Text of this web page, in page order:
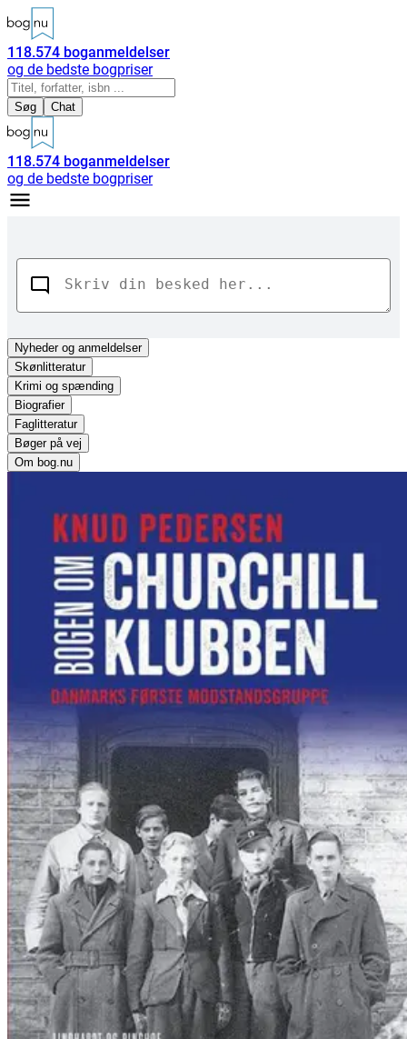
118.574 boganmeldelser
og de bedste bogpriser
Søg Chat
118.574 boganmeldelser
og de bedste bogpriser
Nyhederog anmeldelser
Skønlitteratur
Krimi og spænding
Biografier
Faglitteratur
Bøger på vej
Om bog.nu